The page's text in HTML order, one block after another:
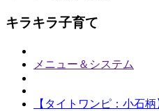
キラキラ子育て
メニュー＆システム
【タイトワンピ：小石